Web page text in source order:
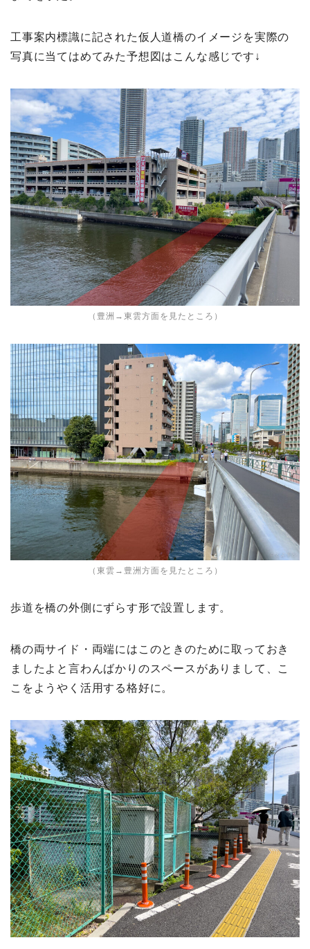
工事案内標識に記された仮人道橋のイメージを実際の
写真に当てはめてみた予想図はこんな感じです↓
（豊洲→東雲方面を見たところ）
（東雲→豊洲方面を見たところ）
歩道を橋の外側にずらす形で設置します。
橋の両サイド・両端にはこのときのために取っておき
ましたよと言わんばかりのスペースがありまして、こ
こをようやく活用する格好に。